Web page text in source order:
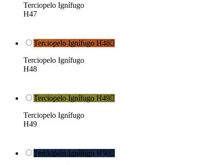
Terciopelo Ignífugo
H47
Terciopelo Ignífugo H48
Terciopelo Ignífugo
H48
Terciopelo Ignífugo H49
Terciopelo Ignífugo
H49
Terciopelo Ignífugo H50